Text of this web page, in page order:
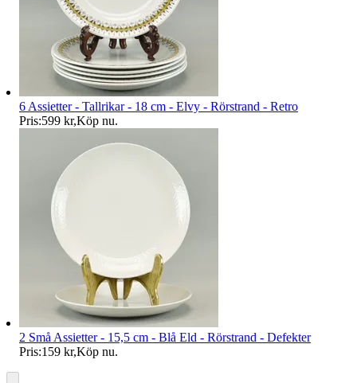
6 Assietter - Tallrikar - 18 cm - Elvy - Rörstrand - Retro
Pris:599 kr,Köp nu.
2 Små Assietter - 15,5 cm - Blå Eld - Rörstrand - Defekter
Pris:159 kr,Köp nu.